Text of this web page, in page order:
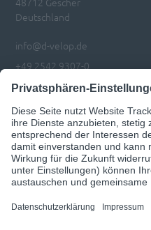
Deutschland
info@d-velop.de
+49 2542 9307-0
Impressum